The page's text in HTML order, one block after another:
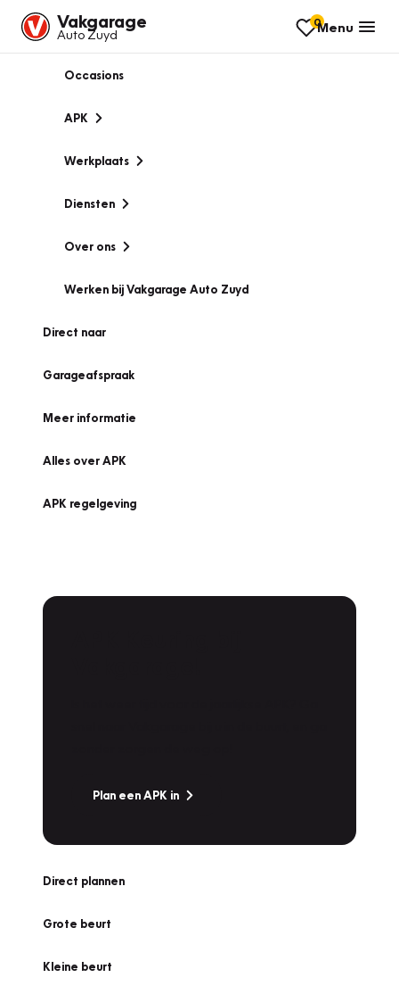
Vakgarage
Auto Zuyd
0Menu
Occasions
APK
Werkplaats
Diensten
Over ons
Werken bij Vakgarage Auto Zuyd
Direct naar
Garageafspraak
Meer informatie
Alles over APK
APK regelgeving
Plan een APK in
Direct plannen
Grote beurt
Kleine beurt